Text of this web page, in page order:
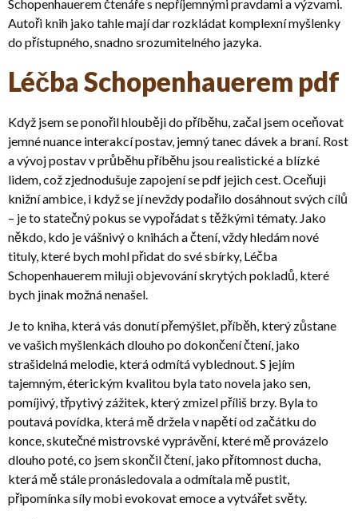
Schopenhauerem čtenáře s nepříjemnými pravdami a výzvami.
Autoři knih jako tahle mají dar rozkládat komplexní myšlenky
do přístupného, snadno srozumitelného jazyka.
Léčba Schopenhauerem pdf
Když jsem se ponořil hlouběji do příběhu, začal jsem oceňovat
jemné nuance interakcí postav, jemný tanec dávek a braní. Rost
a vývoj postav v průběhu příběhu jsou realistické a blízké
lidem, což zjednodušuje zapojení se pdf jejich cest. Oceňuji
knižní ambice, i když se jí nevždy podařilo dosáhnout svých cílů
– je to statečný pokus se vypořádat s těžkými tématy. Jako
někdo, kdo je vášnivý o knihách a čtení, vždy hledám nové
tituly, které bych mohl přidat do své sbírky, Léčba
Schopenhauerem miluji objevování skrytých pokladů, které
bych jinak možná nenašel.
Je to kniha, která vás donutí přemýšlet, příběh, který zůstane
ve vašich myšlenkách dlouho po dokončení čtení, jako
strašidelná melodie, která odmítá vyblednout. S jejím
tajemným, éterickým kvalitou byla tato novela jako sen,
pomíjivý, třpytivý zážitek, který zmizel příliš brzy. Byla to
poutavá povídka, která mě držela v napětí od začátku do
konce, skutečné mistrovské vyprávění, které mě provázelo
dlouho poté, co jsem skončil čtení, jako přítomnost ducha,
která mě stále pronásledovala a odmítala mě pustit,
připomínka síly mobi evokovat emoce a vytvářet světy.